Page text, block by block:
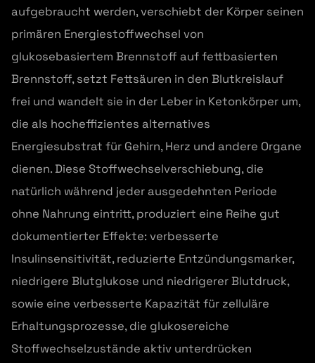
aufgebraucht werden, verschiebt der Körper seinen
primären Energiestoffwechsel von
glukosebasiertem Brennstoff auf fettbasierten
Brennstoff, setzt Fettsäuren in den Blutkreislauf
frei und wandelt sie in der Leber in Ketonkörper um,
die als hocheffizientes alternatives
Energiesubstrat für Gehirn, Herz und andere Organe
dienen. Diese Stoffwechselverschiebung, die
natürlich während jeder ausgedehnten Periode
ohne Nahrung eintritt, produziert eine Reihe gut
dokumentierter Effekte: verbesserte
Insulinsensitivität, reduzierte Entzündungsmarker,
niedrigere Blutglukose und niedrigerer Blutdruck,
sowie eine verbesserte Kapazität für zelluläre
Erhaltungsprozesse, die glukosereiche
Stoffwechselzustände aktiv unterdrücken